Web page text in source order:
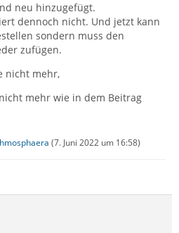
neu hinzugefügt.
dennoch nicht. Und jetzt kann
sondern muss den
zufügen.
nicht mehr,
mehr wie in dem Beitrag
(7. Juni 2022 um 16:58)